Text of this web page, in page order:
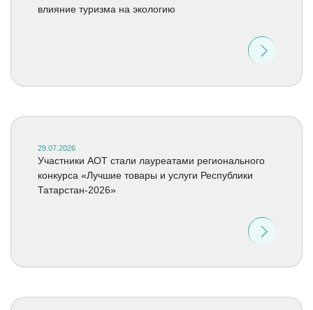
влияние туризма на экологию
29.07.2026
Участники АОТ стали лауреатами регионального
конкурса «Лучшие товары и услуги Республики
Татарстан-2026»